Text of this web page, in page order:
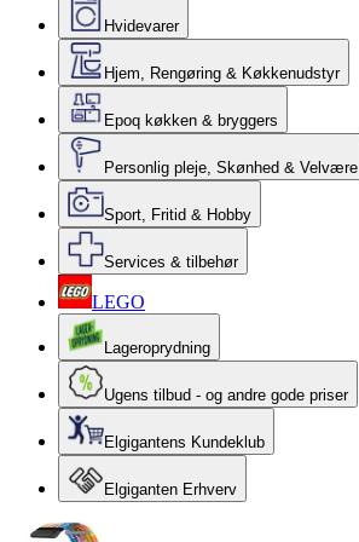
Hvidevarer
Hjem, Rengøring & Køkkenudstyr
Epoq køkken & bryggers
Personlig pleje, Skønhed & Velvære
Sport, Fritid & Hobby
Services & tilbehør
LEGO
Lageroprydning
Ugens tilbud - og andre gode priser
Elgigantens Kundeklub
Elgiganten Erhverv